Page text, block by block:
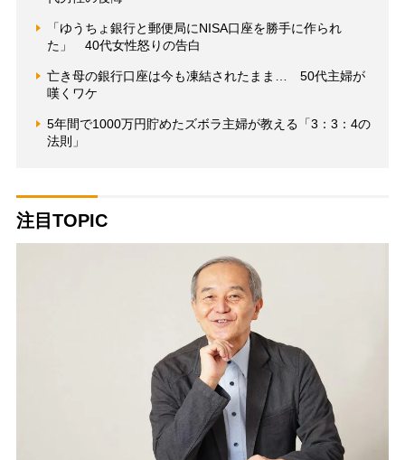
「ゆうちょ銀行と郵便局にNISA口座を勝手に作られ
た」 40代女性怒りの告白
亡き母の銀行口座は今も凍結されたまま… 50代主婦が
嘆くワケ
5年間で1000万円貯めたズボラ主婦が教える「3：3：4の
法則」
注目TOPIC